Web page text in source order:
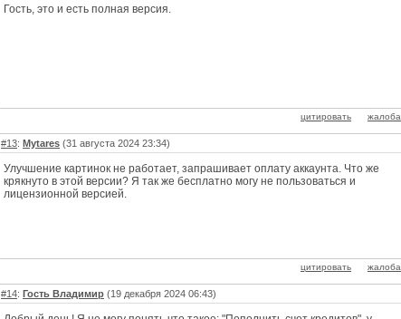
Гость, это и есть полная версия.
цитировать жалоба
#13: Mytares (31 августа 2024 23:34)
Улучшение картинок не работает, запрашивает оплату аккаунта. Что же
крякнуто в этой версии? Я так же бесплатно могу не пользоваться и
лицензионной версией.
цитировать жалоба
#14: Гость Владимир (19 декабря 2024 06:43)